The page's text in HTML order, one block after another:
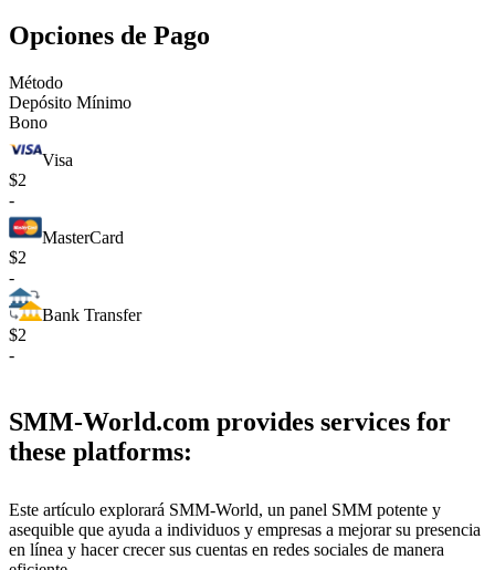
Opciones de Pago
Método
Depósito Mínimo
Bono
Visa
$2
-
MasterCard
$2
-
Bank Transfer
$2
-
SMM-World.com provides services for
these platforms:
Este artículo explorará SMM-World, un panel SMM potente y
asequible que ayuda a individuos y empresas a mejorar su presencia
en línea y hacer crecer sus cuentas en redes sociales de manera